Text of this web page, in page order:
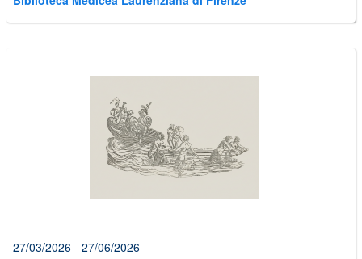
27/03/2026 - 27/06/2026